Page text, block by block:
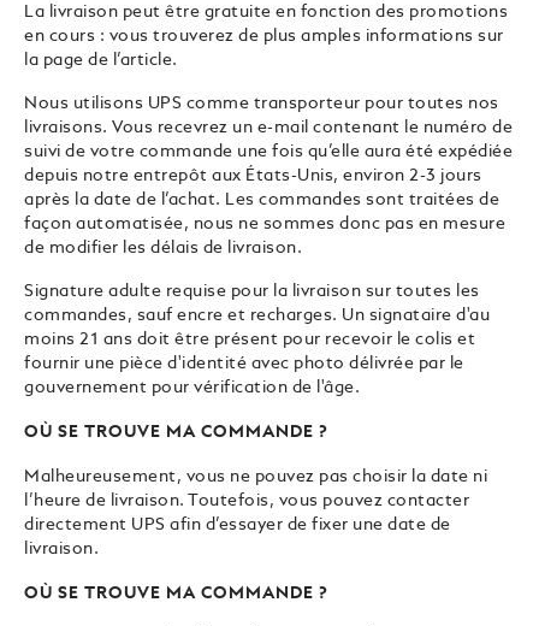
La livraison peut être gratuite en fonction des promotions
en cours : vous trouverez de plus amples informations sur
la page de l’article.
Nous utilisons UPS comme transporteur pour toutes nos
livraisons. Vous recevrez un e-mail contenant le numéro de
suivi de votre commande une fois qu’elle aura été expédiée
depuis notre entrepôt aux États-Unis, environ 2-3 jours
après la date de l’achat. Les commandes sont traitées de
façon automatisée, nous ne sommes donc pas en mesure
de modifier les délais de livraison.
Signature adulte requise pour la livraison sur toutes les
commandes, sauf encre et recharges. Un signataire d'au
moins 21 ans doit être présent pour recevoir le colis et
fournir une pièce d'identité avec photo délivrée par le
gouvernement pour vérification de l'âge.
OÙ SE TROUVE MA COMMANDE ?
Malheureusement, vous ne pouvez pas choisir la date ni
l’heure de livraison. Toutefois, vous pouvez contacter
directement UPS afin d’essayer de fixer une date de
livraison.
OÙ SE TROUVE MA COMMANDE ?